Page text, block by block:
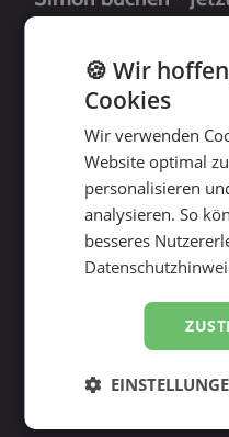
🍪 Wir
Cookies
Wir verwenden
Website optimal
personalisieren
analysieren. So
besseres